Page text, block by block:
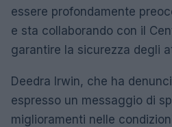
essere profondamente
e sta collaborando con il
garantire la sicurezza degli
Deedra Irwin, che ha
espresso un messaggio di
miglioramenti nelle